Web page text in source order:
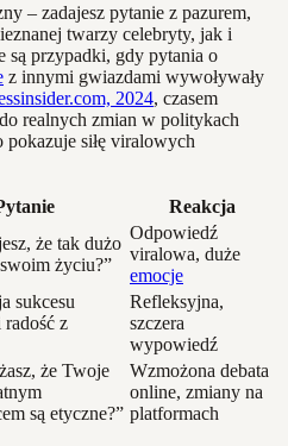
– zadajesz pytanie z pazurem,
twarzy celebryty, jak i
są przypadki, gdy pytania o
z innymi gwiazdami wywoływały
2024, czasem
realnych zmian w politykach
pokazuje siłę viralowych
Reakcja
że tak dużo
życiu?”
Odpowiedź
viralowa, duże
emocje
sukcesu
z
Refleksyjna,
szczera
wypowiedź
że Twoje
są etyczne?”
Wzmożona debata
online, zmiany na
platformach